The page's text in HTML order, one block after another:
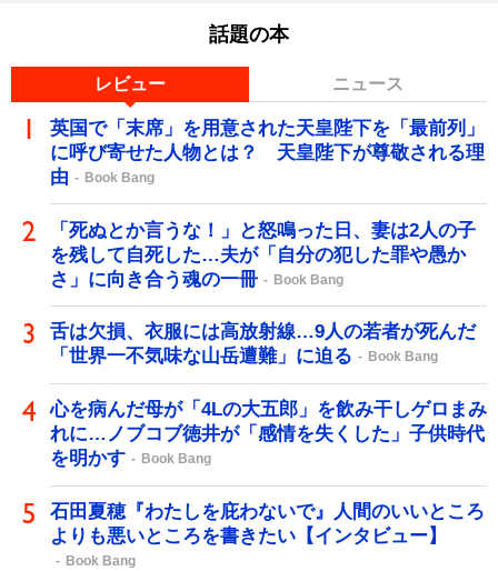
話題の本
レビュー ニュース
英国で「末席」を用意された天皇陛下を「最前列」
に呼び寄せた人物とは？ 天皇陛下が尊敬される理
由
Book Bang
「死ぬとか言うな！」と怒鳴った日、妻は2人の子
を残して自死した…夫が「自分の犯した罪や愚か
さ」に向き合う魂の一冊
Book Bang
舌は欠損、衣服には高放射線…9人の若者が死んだ
「世界一不気味な山岳遭難」に迫る
Book Bang
心を病んだ母が「4Lの大五郎」を飲み干しゲロまみ
れに…ノブコブ徳井が「感情を失くした」子供時代
を明かす
Book Bang
石田夏穂『わたしを庇わないで』人間のいいところ
よりも悪いところを書きたい【インタビュー】
Book Bang